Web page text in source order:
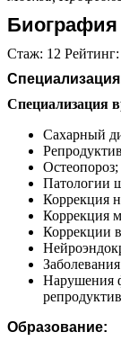
Биография
Стаж: 12
Специализация
Сахарный
Остеопороз;
Патологии
Коррекция
Коррекция
Коррекции
Нарушения
Образование: